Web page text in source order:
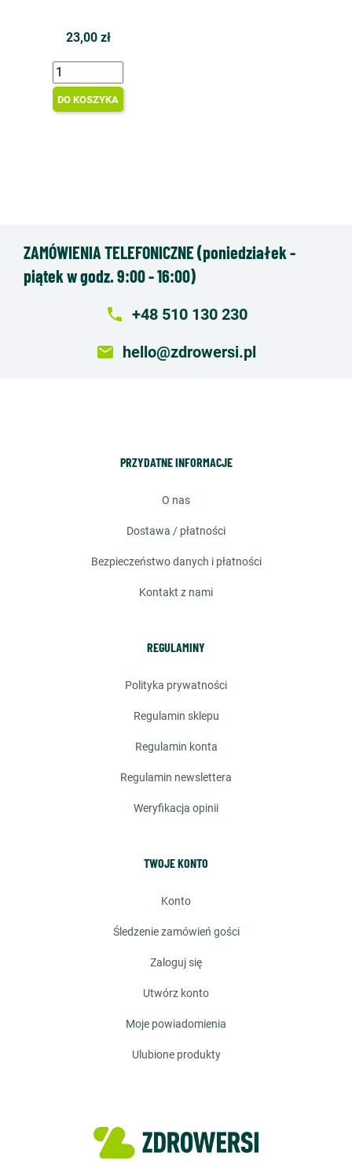
23,00 zł
DO KOSZYKA
ZAMÓWIENIA TELEFONICZNE (poniedziałek -
piątek w godz. 9:00 - 16:00)
local_phone +48 510 130 230
email hello@zdrowersi.pl
PRZYDATNE INFORMACJE
o nas
dostawa / płatności
bezpieczeństwo danych i płatności
kontakt z nami
REGULAMINY
polityka prywatności
regulamin sklepu
regulamin konta
regulamin newslettera
weryfikacja opinii
TWOJE KONTO
konto
śledzenie zamówień gości
zaloguj się
utwórz konto
moje powiadomienia
ulubione produkty